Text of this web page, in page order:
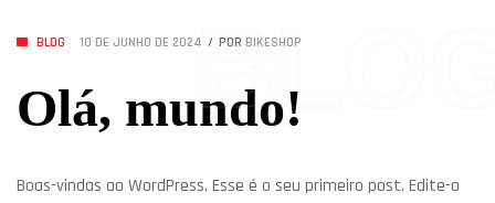
BLOG 10 DE JUNHO DE 2024 POR BIKESHOP
Olá, mundo!
Boas-vindas ao WordPress. Esse é o seu primeiro post. Edite-o